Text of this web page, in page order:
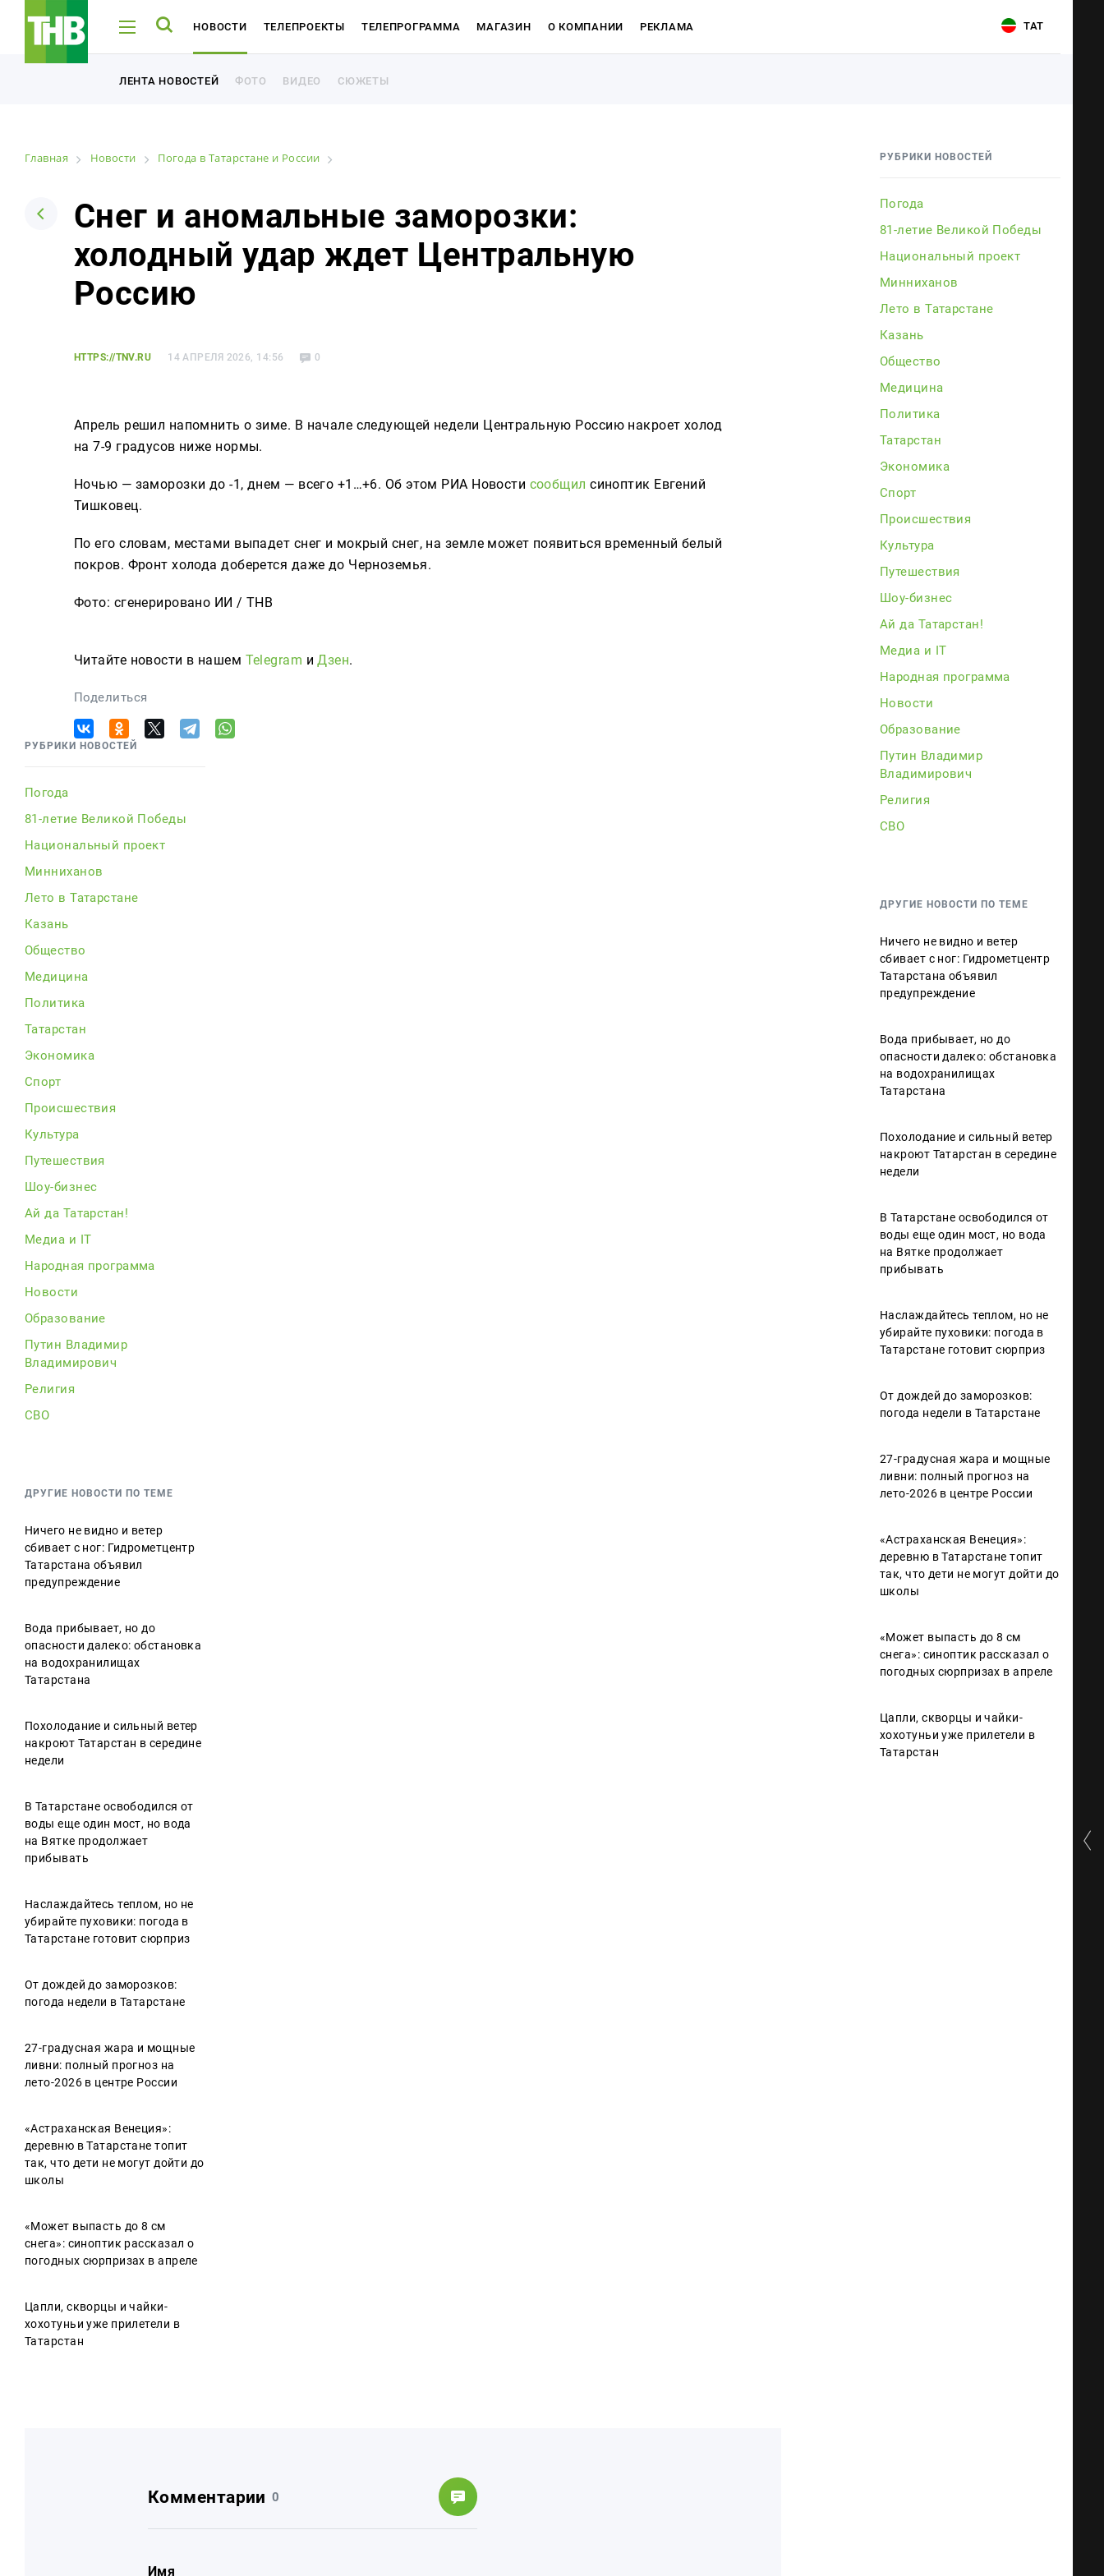
НОВОСТИ
ЛЕНТА НОВОСТЕЙ ФОТО ВИДЕО СЮЖЕТЫ
ТЕЛЕПРОЕКТЫ ТЕЛЕПРОГРАММА
ТНВ-ТАТАРСТАН ТНВ-ПЛАНЕТА
МАГАЗИН О КОМПАНИИ РЕКЛАМА ТАТ
ЛЕНТА НОВОСТЕЙ ФОТО ВИДЕО СЮЖЕТЫ
Новости
Лента новостей
Видео
Телепроекты
ТНВ-Татарстан
Реклама
Главная Новости Погода в Татарстане и России
Снег и аномальные заморозки:
холодный удар ждет Центральную
Россию
HTTPS://TNV.RU 14 АПРЕЛЯ 2026, 14:56 0
Апрель решил напомнить о зиме. В начале следующей недели Центральную Россию накроет холод
на 7-9 градусов ниже нормы.
Ночью — заморозки до -1, днем — всего +1…+6. Об этом РИА Новости сообщил синоптик Евгений
Тишковец.
По его словам, местами выпадет снег и мокрый снег, на земле может появиться временный белый
покров. Фронт холода доберется даже до Черноземья.
Фото: сгенерировано ИИ / ТНВ
Читайте новости в нашем Telegram иДзен.
Поделиться
РУБРИКИ НОВОСТЕЙ
Погода
81-летие Великой Победы
Национальный проект
Минниханов
Лето в Татарстане
Казань
Общество
Медицина
Политика
Татарстан
Экономика
Спорт
Происшествия
Культура
Путешествия
Шоу-бизнес
Ай да Татарстан!
Медиа и IT
Народная программа
Новости
Образование
Путин Владимир
Владимирович
Религия
СВО
ДРУГИЕ НОВОСТИ ПО ТЕМЕ
Ничего не видно и ветер
сбивает с ног: Гидрометцентр
Татарстана объявил
предупреждение
Вода прибывает, но до
опасности далеко: обстановка
на водохранилищах
Татарстана
Похолодание и сильный ветер
накроют Татарстан в середине
недели
В Татарстане освободился от
воды еще один мост, но вода
на Вятке продолжает
прибывать
Наслаждайтесь теплом, но не
убирайте пуховики: погода в
Татарстане готовит сюрприз
От дождей до заморозков:
погода недели в Татарстане
27-градусная жара и мощные
ливни: полный прогноз на
лето-2026 в центре России
«Астраханская Венеция»:
деревню в Татарстане топит
так, что дети не могут дойти до
школы
«Может выпасть до 8 см
снега»: синоптик рассказал о
погодных сюрпризах в апреле
Цапли, скворцы и чайки-
хохотуньи уже прилетели в
Татарстан
Комментарии 0
Имя
РУБРИКИ НОВОСТЕЙ
Погода
81-летие Великой Победы
Национальный проект
Минниханов
Лето в Татарстане
Казань
Общество
Медицина
Политика
Татарстан
Экономика
Спорт
Происшествия
Культура
Путешествия
Шоу-бизнес
Ай да Татарстан!
Медиа и IT
Народная программа
Новости
Образование
Путин Владимир
Владимирович
Религия
СВО
ДРУГИЕ НОВОСТИ ПО ТЕМЕ
Ничего не видно и ветер
сбивает с ног: Гидрометцентр
Татарстана объявил
предупреждение
Вода прибывает, но до
опасности далеко: обстановка
на водохранилищах
Татарстана
Похолодание и сильный ветер
накроют Татарстан в середине
недели
В Татарстане освободился от
воды еще один мост, но вода
на Вятке продолжает
прибывать
Наслаждайтесь теплом, но не
убирайте пуховики: погода в
Татарстане готовит сюрприз
От дождей до заморозков:
погода недели в Татарстане
27-градусная жара и мощные
ливни: полный прогноз на
лето-2026 в центре России
«Астраханская Венеция»:
деревню в Татарстане топит
так, что дети не могут дойти до
школы
«Может выпасть до 8 см
снега»: синоптик рассказал о
погодных сюрпризах в апреле
Цапли, скворцы и чайки-
хохотуньи уже прилетели в
Татарстан